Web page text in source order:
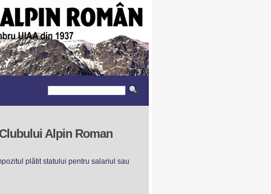
Alpin Roman
plătit statului pentru salariul sau